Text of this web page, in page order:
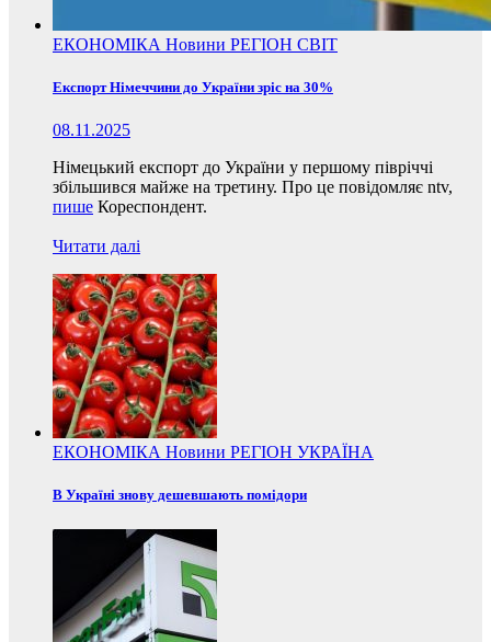
ЕКОНОМІКА Новини РЕГІОН СВІТ
Експорт Німеччини до України зріс на 30%
08.11.2025
Німецький експорт до України у першому півріччі
збільшився майже на третину. Про це повідомляє ntv,
пише Кореспондент.
Читати далі
ЕКОНОМІКА Новини РЕГІОН УКРАЇНА
В Україні знову дешевшають помідори